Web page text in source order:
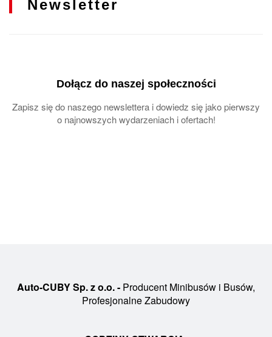
Newsletter
Dołącz do naszej społeczności
Zapisz się do naszego newslettera i dowiedz się jako pierwszy
o najnowszych wydarzeniach i ofertach!
Auto-CUBY Sp. z o.o. - Producent Minibusów i Busów,
Profesjonalne Zabudowy